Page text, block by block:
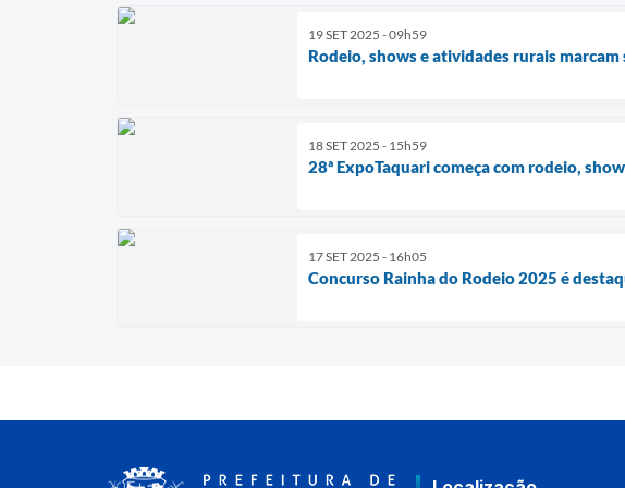
19 SET 2025 - 09h59
Rodeio, shows e atividades rurais
18 SET 2025 - 15h59
28ª ExpoTaquari começa com rodeio,
17 SET 2025 - 16h05
Concurso Rainha do Rodeio 2025 é